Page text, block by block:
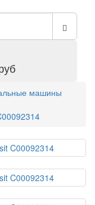
машины